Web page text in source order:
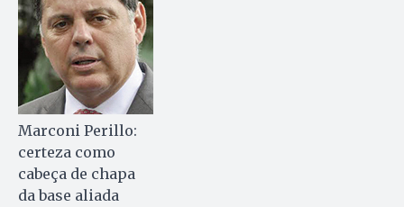
Marconi Perillo:
certeza como
cabeça de chapa
da base aliada